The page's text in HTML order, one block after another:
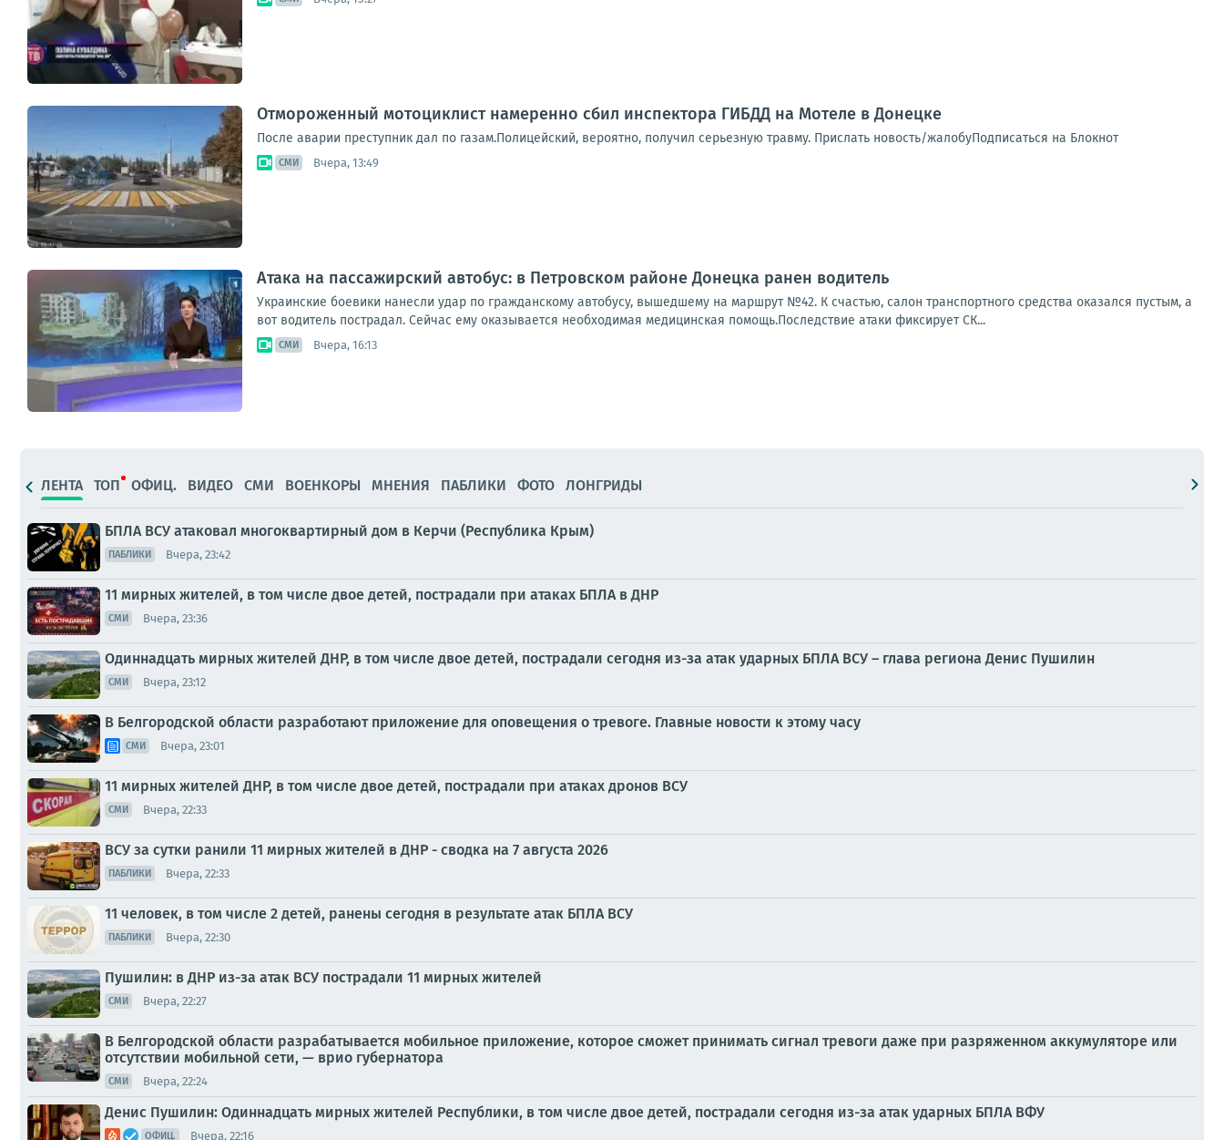
Отмороженный мотоциклист намеренно сбил инспектора ГИБДД на Мотеле в Донецке
После аварии преступник дал по газам.Полицейский, вероятно, получил серьезную травму. Прислать новость/жалобуПодписаться на Блокнот
СМИ Вчера, 13:49
Атака на пассажирский автобус: в Петровском районе Донецка ранен водитель
Украинские боевики нанесли удар по гражданскому автобусу, вышедшему на маршрут №42. К счастью, салон транспортного средства оказался пустым, а
вот водитель пострадал. Сейчас ему оказывается необходимая медицинская помощь.Последствие атаки фиксирует СК...
СМИ Вчера, 16:13
ЛЕНТА ТОП ОФИЦ. ВИДЕО СМИ ВОЕНКОРЫ МНЕНИЯ ПАБЛИКИ ФОТО ЛОНГРИДЫ
БПЛА ВСУ атаковал многоквартирный дом в Керчи (Республика Крым)
ПАБЛИКИ Вчера, 23:42
11 мирных жителей, в том числе двое детей, пострадали при атаках БПЛА в ДНР
СМИ Вчера, 23:36
Одиннадцать мирных жителей ДНР, в том числе двое детей, пострадали сегодня из-за атак ударных БПЛА ВСУ – глава региона Денис Пушилин
СМИ Вчера, 23:12
В Белгородской области разработают приложение для оповещения о тревоге. Главные новости к этому часу
СМИ Вчера, 23:01
11 мирных жителей ДНР, в том числе двое детей, пострадали при атаках дронов ВСУ
СМИ Вчера, 22:33
ВСУ за сутки ранили 11 мирных жителей в ДНР - сводка на 7 августа 2026
ПАБЛИКИ Вчера, 22:33
11 человек, в том числе 2 детей, ранены сегодня в результате атак БПЛА ВСУ
ПАБЛИКИ Вчера, 22:30
Пушилин: в ДНР из-за атак ВСУ пострадали 11 мирных жителей
СМИ Вчера, 22:27
В Белгородской области разрабатывается мобильное приложение, которое сможет принимать сигнал тревоги даже при разряженном аккумуляторе или
отсутствии мобильной сети, — врио губернатора
СМИ Вчера, 22:24
Денис Пушилин: Одиннадцать мирных жителей Республики, в том числе двое детей, пострадали сегодня из-за атак ударных БПЛА ВФУ
ОФИЦ. Вчера, 22:16